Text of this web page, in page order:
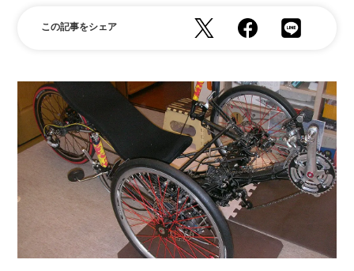
この記事をシェア